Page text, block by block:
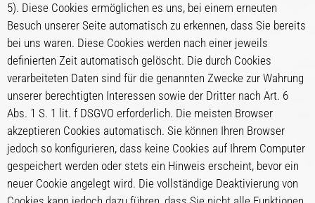
5). Diese Cookies ermöglichen es uns, bei einem erneuten
Besuch unserer Seite automatisch zu erkennen, dass Sie bereits
bei uns waren. Diese Cookies werden nach einer jeweils
definierten Zeit automatisch gelöscht. Die durch Cookies
verarbeiteten Daten sind für die genannten Zwecke zur Wahrung
unserer berechtigten Interessen sowie der Dritter nach Art. 6
Abs. 1 S. 1 lit. f DSGVO erforderlich. Die meisten Browser
akzeptieren Cookies automatisch. Sie können Ihren Browser
jedoch so konfigurieren, dass keine Cookies auf Ihrem Computer
gespeichert werden oder stets ein Hinweis erscheint, bevor ein
neuer Cookie angelegt wird. Die vollständige Deaktivierung von